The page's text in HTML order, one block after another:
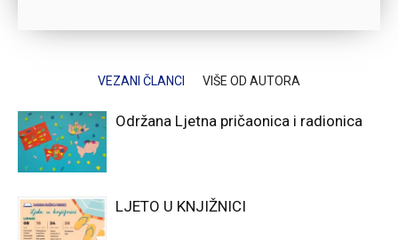
VEZANI ČLANCI VIŠE OD AUTORA
Održana Ljetna pričaonica i radionica
LJETO U KNJIŽNICI